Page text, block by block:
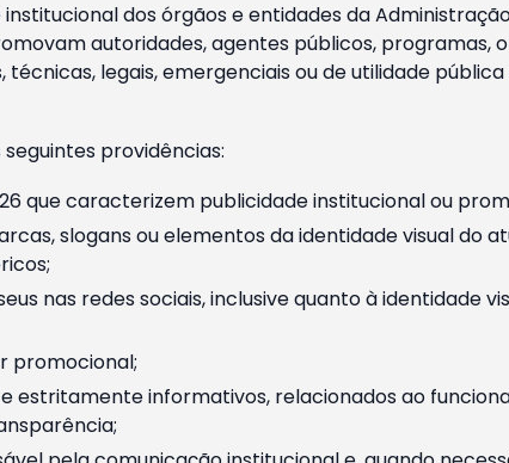
dos órgãos e entidades da
autoridades, agentes públicos, programas,
legais, emergenciais ou de utilidade
providências:
que caracterizem publicidade institucional ou
slogans ou elementos da identidade visual do
nas redes sociais, inclusive quanto à identidade
promocional;
estritamente informativos, relacionados ao